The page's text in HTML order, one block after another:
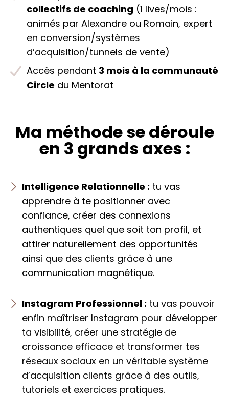
collectifs de coaching (1 lives/mois :
animés par Alexandre ou Romain, expert
en conversion/systèmes
d’acquisition/tunnels de vente)
Accès pendant 3 mois à la communauté
Circle du Mentorat
Ma méthode se déroule
en 3 grands axes :
Intelligence Relationnelle : tu vas
apprendre à te positionner avec
confiance, créer des connexions
authentiques quel que soit ton profil, et
attirer naturellement des opportunités
ainsi que des clients grâce à une
communication magnétique.
Instagram Professionnel : tu vas pouvoir
enfin maîtriser Instagram pour développer
ta visibilité, créer une stratégie de
croissance efficace et transformer tes
réseaux sociaux en un véritable système
d’acquisition clients grâce à des outils,
tutoriels et exercices pratiques.